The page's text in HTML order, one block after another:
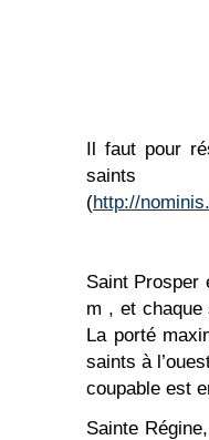
Il faut pour
saints
(http://
Saint Prosper
m , et
La porté
saints à
coupable est
Sainte